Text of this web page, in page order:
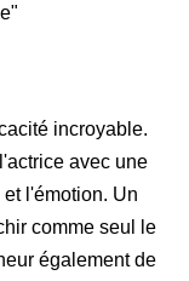
incroyable.
avec une
l'émotion. Un
comme seul le
également de